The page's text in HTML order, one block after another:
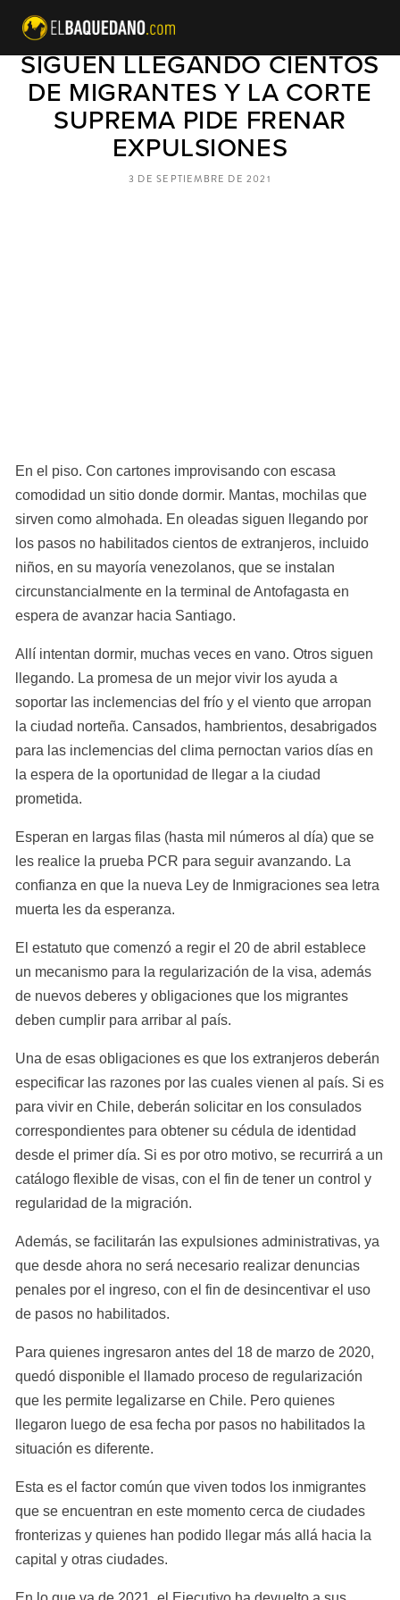
CRISIS EN ANTOFAGASTA:
SIGUEN LLEGANDO CIENTOS
DE MIGRANTES Y LA CORTE
SUPREMA PIDE FRENAR
EXPULSIONES
En el piso. Con cartones improvisando con escasa
comodidad un sitio donde dormir. Mantas, mochilas que
sirven como almohada. En oleadas siguen llegando por
los pasos no habilitados cientos de extranjeros, incluido
niños, en su mayoría venezolanos, que se instalan
circunstancialmente en la terminal de Antofagasta en
espera de avanzar hacia Santiago.
Allí intentan dormir, muchas veces en vano. Otros siguen
llegando. La promesa de un mejor vivir los ayuda a
soportar las inclemencias del frío y el viento que arropan
la ciudad norteña. Cansados, hambrientos, desabrigados
para las inclemencias del clima pernoctan varios días en
la espera de la oportunidad de llegar a la ciudad
prometida.
Esperan en largas filas (hasta mil números al día) que se
les realice la prueba PCR para seguir avanzando. La
confianza en que la nueva Ley de Inmigraciones sea letra
muerta les da esperanza.
El estatuto que comenzó a regir el 20 de abril establece
un mecanismo para la regularización de la visa, además
de nuevos deberes y obligaciones que los migrantes
deben cumplir para arribar al país.
Una de esas obligaciones es que los extranjeros deberán
especificar las razones por las cuales vienen al país. Si es
para vivir en Chile, deberán solicitar en los consulados
correspondientes para obtener su cédula de identidad
desde el primer día. Si es por otro motivo, se recurrirá a un
catálogo flexible de visas, con el fin de tener un control y
regularidad de la migración.
Además, se facilitarán las expulsiones administrativas, ya
que desde ahora no será necesario realizar denuncias
penales por el ingreso, con el fin de desincentivar el uso
de pasos no habilitados.
Para quienes ingresaron antes del 18 de marzo de 2020,
quedó disponible el llamado proceso de regularización
que les permite legalizarse en Chile. Pero quienes
llegaron luego de esa fecha por pasos no habilitados la
situación es diferente.
Esta es el factor común que viven todos los inmigrantes
que se encuentran en este momento cerca de ciudades
fronterizas y quienes han podido llegar más allá hacia la
capital y otras ciudades.
3 DE SEPTIEMBRE DE 2021